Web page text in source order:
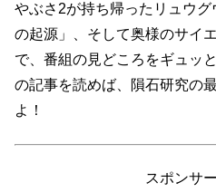
やぶさ2が持ち帰ったリュウ
の起源」、そして奥様のサイ
で、番組の見どころをギュッ
の記事を読めば、隕石研究の
よ！
スポンサ